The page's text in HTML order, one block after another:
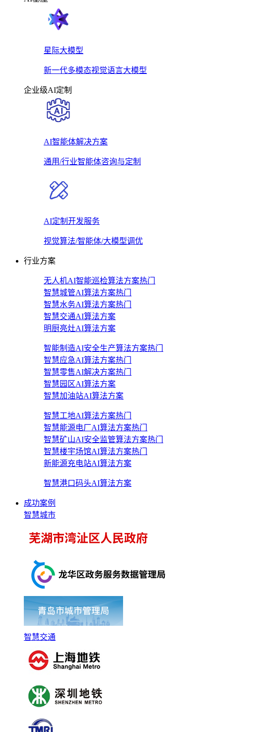
星际大模型
新一代多模态视觉语言大模型
企业级AI定制
AI智能体解决方案
通用/行业智能体咨询与定制
AI定制开发服务
视觉算法/智能体/大模型调优
行业方案
无人机AI智能巡检算法方案热门
智慧城管AI算法方案热门
智慧水务AI算法方案热门
智慧交通AI算法方案
明厨亮灶AI算法方案
智能制造AI安全生产算法方案热门
智慧应急AI算法方案热门
智慧零售AI解决方案热门
智慧园区AI算法方案
智慧加油站AI算法方案
智慧工地AI算法方案热门
智慧能源电厂AI算法方案热门
智慧矿山AI安全监管算法方案热门
智慧楼宇场馆AI算法方案热门
新能源充电站AI算法方案
智慧港口码头AI算法方案
成功案例
智慧城市
智慧交通